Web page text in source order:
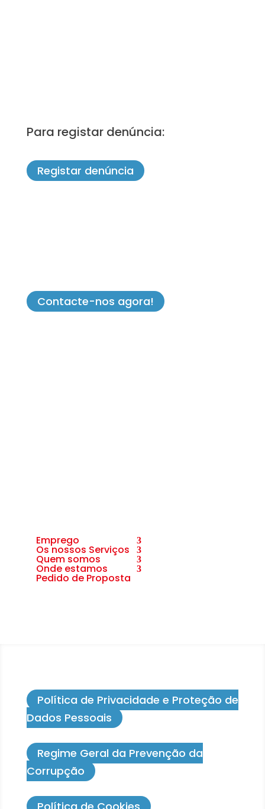
Para registar denúncia:
Registar denúncia
Contacte-nos agora!
Emprego
Os nossos Serviços
Quem somos
Onde estamos
Pedido de Proposta
Política de Privacidade e Proteção de
Dados Pessoais
Regime Geral da Prevenção da
Corrupção